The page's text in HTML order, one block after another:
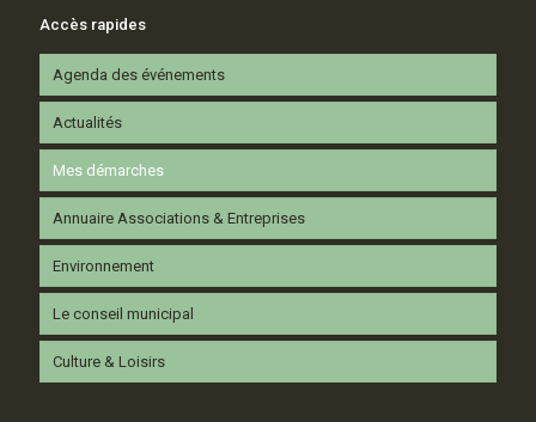
Accès rapides
Agenda des événements
Actualités
Mes démarches
Annuaire Associations & Entreprises
Environnement
Le conseil municipal
Culture & Loisirs